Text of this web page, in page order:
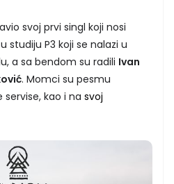
svoj prvi singl koji nosi
studiju P3 koji se nalazi u
a sa bendom su radili Ivan
. Momci su pesmu
kao i na svoj